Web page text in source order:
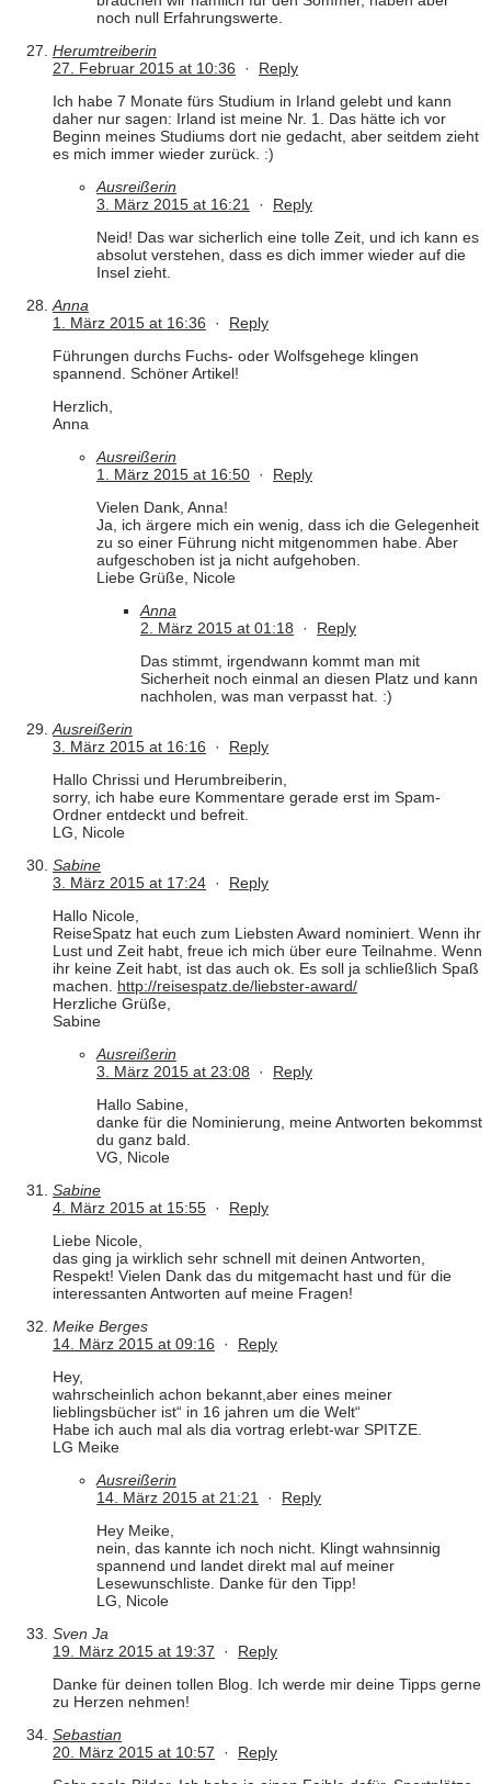
noch null Erfahrungswerte.
Herumtreiberin
27. Februar 2015 at 10:36 · Reply
Ich habe 7 Monate fürs Studium in Irland gelebt und kann
daher nur sagen: Irland ist meine Nr. 1. Das hätte ich vor
Beginn meines Studiums dort nie gedacht, aber seitdem zieht
es mich immer wieder zurück. :)
Ausreißerin
3. März 2015 at 16:21 · Reply
Neid! Das war sicherlich eine tolle Zeit, und ich kann es
absolut verstehen, dass es dich immer wieder auf die
Insel zieht.
Anna
1. März 2015 at 16:36 · Reply
Führungen durchs Fuchs- oder Wolfsgehege klingen
spannend. Schöner Artikel!
Herzlich,
Anna
Ausreißerin
1. März 2015 at 16:50 · Reply
Vielen Dank, Anna!
Ja, ich ärgere mich ein wenig, dass ich die Gelegenheit
zu so einer Führung nicht mitgenommen habe. Aber
aufgeschoben ist ja nicht aufgehoben.
Liebe Grüße, Nicole
Anna
2. März 2015 at 01:18 · Reply
Das stimmt, irgendwann kommt man mit
Sicherheit noch einmal an diesen Platz und kann
nachholen, was man verpasst hat. :)
Ausreißerin
3. März 2015 at 16:16 · Reply
Hallo Chrissi und Herumbreiberin,
sorry, ich habe eure Kommentare gerade erst im Spam-
Ordner entdeckt und befreit.
LG, Nicole
Sabine
3. März 2015 at 17:24 · Reply
Hallo Nicole,
ReiseSpatz hat euch zum Liebsten Award nominiert. Wenn ihr
Lust und Zeit habt, freue ich mich über eure Teilnahme. Wenn
ihr keine Zeit habt, ist das auch ok. Es soll ja schließlich Spaß
machen. http://reisespatz.de/liebster-award/
Herzliche Grüße,
Sabine
Ausreißerin
3. März 2015 at 23:08 · Reply
Hallo Sabine,
danke für die Nominierung, meine Antworten bekommst
du ganz bald.
VG, Nicole
Sabine
4. März 2015 at 15:55 · Reply
Liebe Nicole,
das ging ja wirklich sehr schnell mit deinen Antworten,
Respekt! Vielen Dank das du mitgemacht hast und für die
interessanten Antworten auf meine Fragen!
Meike Berges
14. März 2015 at 09:16 · Reply
Hey,
wahrscheinlich achon bekannt,aber eines meiner
lieblingsbücher ist“ in 16 jahren um die Welt“
Habe ich auch mal als dia vortrag erlebt-war SPITZE.
LG Meike
Ausreißerin
14. März 2015 at 21:21 · Reply
Hey Meike,
nein, das kannte ich noch nicht. Klingt wahnsinnig
spannend und landet direkt mal auf meiner
Lesewunschliste. Danke für den Tipp!
LG, Nicole
Sven Ja
19. März 2015 at 19:37 · Reply
Danke für deinen tollen Blog. Ich werde mir deine Tipps gerne
zu Herzen nehmen!
Sebastian
20. März 2015 at 10:57 · Reply